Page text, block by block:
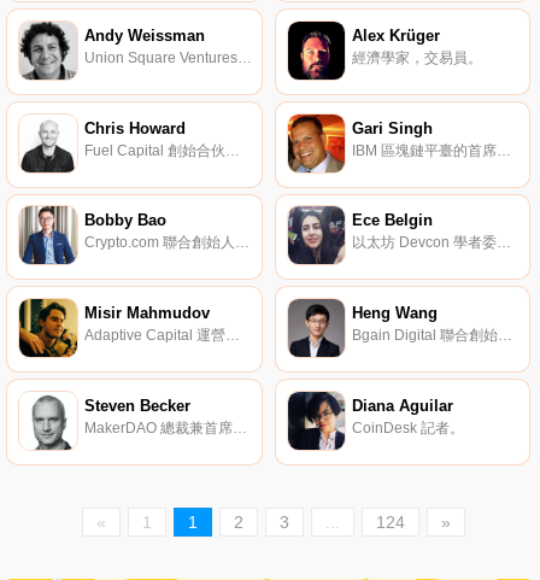
Andy Weissman
Union Square Ventures 管理合伙人。
Alex Krüger
經濟學家，交易員。
Chris Howard Gari Singh
Bobby Bao
Crypto.com 聯合創始人兼企業發展主管。
Ece Belgin
以太坊 Devcon 學者委員會負責人。
Misir Mahmudov
Adaptive Capital 運營專員。
Heng Wang
Bgain Digital 聯合創始人。
Steven Becker
MakerDAO 總裁兼首席運營官。
Diana Aguilar
CoinDesk 記者。
« 1 1 2 3 124 »